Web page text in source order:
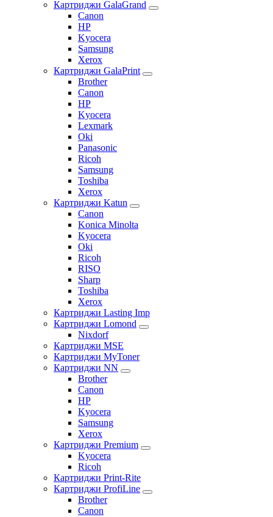
Картриджи GalaGrand
Canon
HP
Kyocera
Samsung
Xerox
Картриджи GalaPrint
Brother
Canon
HP
Kyocera
Lexmark
Oki
Panasonic
Ricoh
Samsung
Toshiba
Xerox
Картриджи Katun
Canon
Konica Minolta
Kyocera
Oki
Ricoh
RISO
Sharp
Toshiba
Xerox
Картриджи Lasting Imp
Картриджи Lomond
Nixdorf
Картриджи MSE
Картриджи MyToner
Картриджи NN
Brother
Canon
HP
Kyocera
Samsung
Xerox
Картриджи Premium
Kyocera
Ricoh
Картриджи Print-Rite
Картриджи ProfiLine
Brother
Canon